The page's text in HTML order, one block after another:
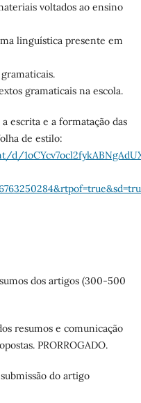
voltados ao ensino
linguística presente em
gramaticais na escola.
escrita e a formatação das
de estilo:
d/
dos artigos (300-500
resumos e comunicação
PRORROGADO.
do artigo